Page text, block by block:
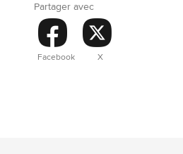
Partager avec
Facebook X